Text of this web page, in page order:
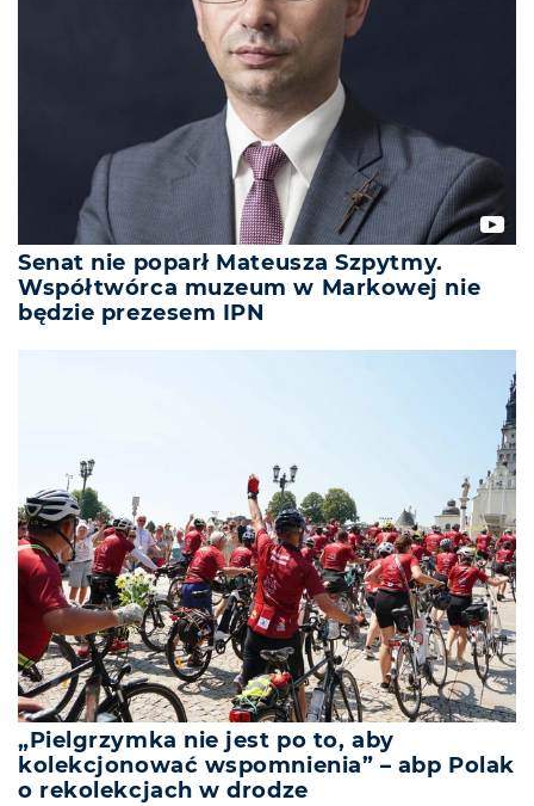
Senat nie poparł Mateusza Szpytmy.
Współtwórca muzeum w Markowej nie
będzie prezesem IPN
„Pielgrzymka nie jest po to, aby
kolekcjonować wspomnienia” – abp Polak
o rekolekcjach w drodze